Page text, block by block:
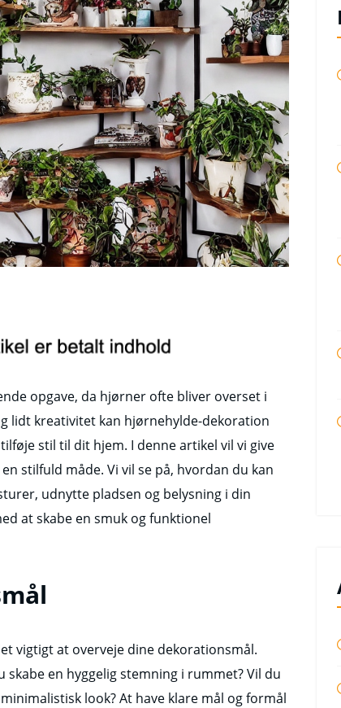
opgave, da hjørner ofte bliver overset i
lidt kreativitet kan hjørnehylde-dekoration
stil til dit hjem. I denne artikel vil vi give
stilfuld måde. Vi vil se på, hvordan du kan
udnytte pladsen og belysning i din
at skabe en smuk og funktionel
vigtigt at overveje dine dekorationsmål.
en hyggelig stemning i rummet? Vil du
look? At have klare mål og formål